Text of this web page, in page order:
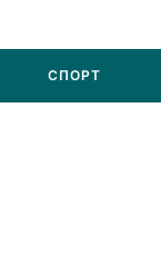
СПОРТ